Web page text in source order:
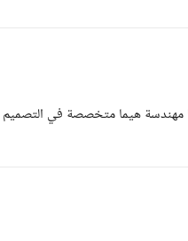
مهندسة هيما متخصصة في